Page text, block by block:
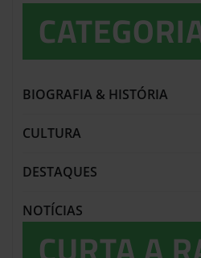
BIOGRAFIA & HISTÓRIA
CULTURA
DESTAQUES
NOTÍCIAS